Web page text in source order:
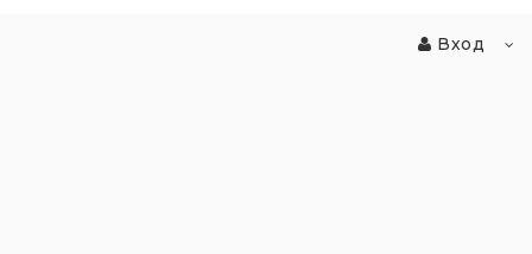
Вход